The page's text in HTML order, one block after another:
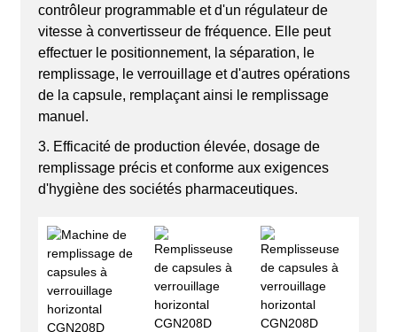
contrôleur programmable et d'un régulateur de
vitesse à convertisseur de fréquence. Elle peut
effectuer le positionnement, la séparation, le
remplissage, le verrouillage et d'autres opérations
de la capsule, remplaçant ainsi le remplissage
manuel.
3. Efficacité de production élevée, dosage de
remplissage précis et conforme aux exigences
d'hygiène des sociétés pharmaceutiques.